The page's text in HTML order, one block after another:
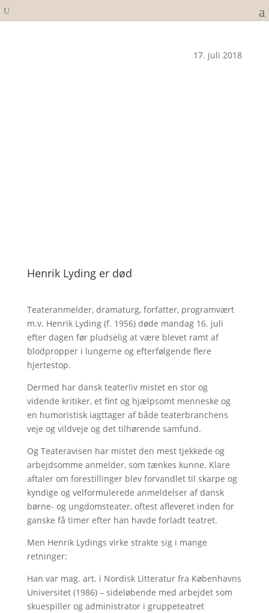
17. juli 2018
Henrik Lyding er død
Teateranmelder, dramaturg, forfatter, programvært
m.v. Henrik Lyding (f. 1956) døde mandag 16. juli
efter dagen før pludselig at være blevet ramt af
blodpropper i lungerne og efterfølgende flere
hjertestop.
Dermed har dansk teaterliv mistet en stor og
vidende kritiker, et fint og hjælpsomt menneske og
en humoristisk iagttager af både teaterbranchens
veje og vildveje og det tilhørende samfund.
Og Teateravisen har mistet den mest tjekkede og
arbejdsomme anmelder, som tænkes kunne. Klare
aftaler om forestillinger blev forvandlet til skarpe og
kyndige og velformulerede anmeldelser af dansk
børne- og ungdomsteater, oftest afleveret inden for
ganske få timer efter han havde forladt teatret.
Men Henrik Lydings virke strakte sig i mange
retninger:
Han var mag. art. i Nordisk Litteratur fra Københavns
Universitet (1986) – sideløbende med arbejdet som
skuespiller og administrator i gruppeteatret